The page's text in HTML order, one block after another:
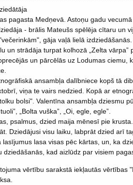
pagasta Medņevā. Astoņu gadu
- brālis Mateušs spēlēja cītaru un
gāja vaļā lielā
un strādāja turpat kolhozā „Zelta vārpa”
un pārcēlās uz Lodumas ciemu,
ansambļa dalībniece kopš tā
viņa te vairs nedzied. Kopā ar
bolsi". Valentīna ansambļa dziesmu
„Bolta vuška”, „Oi, egle, egle”.
psalmus, dzied maija mēnesī pie
Dziedājusi visu laiku, labprāt dzied arī
lasa visas pēc kārtas, un, ka
kad aizlūdz par visiem
vērtību sarakstā iekļautās vērtības